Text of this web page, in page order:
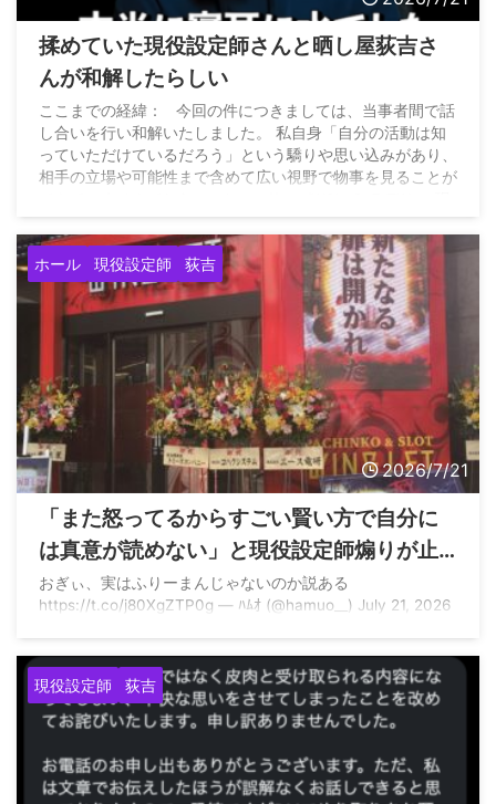
揉めていた現役設定師さんと晒し屋荻吉さ
んが和解したらしい
ここまでの経緯： 今回の件につきましては、当事者間で話
し合いを行い和解いたしました。 私自身「自分の活動は知
っていただけているだろう」という驕りや思い込みがあり、
相手の立場や可能性まで含めて広い視野で物事を見ることが
ホール 現役設定師 荻吉
2026/7/21
「また怒ってるからすごい賢い方で自分に
は真意が読めない」と現役設定師煽りが止
まらない晒し屋荻吉さんと、みんなに心配
されるウイングレットさん
おぎぃ、実はふりーまんじゃないのか説ある
https://t.co/j80XgZTP0g — ﾊﾑｵ (@hamuo__) July 21, 2026
現役設定師 荻吉